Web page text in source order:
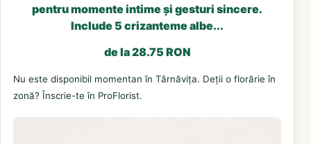
pentru momente intime și gesturi sincere.
Include 5 crizanteme albe...
de la 28.75 RON
Nu este disponibil momentan în Târnăvița. Deții o florărie în
zonă? Înscrie-te în ProFlorist.